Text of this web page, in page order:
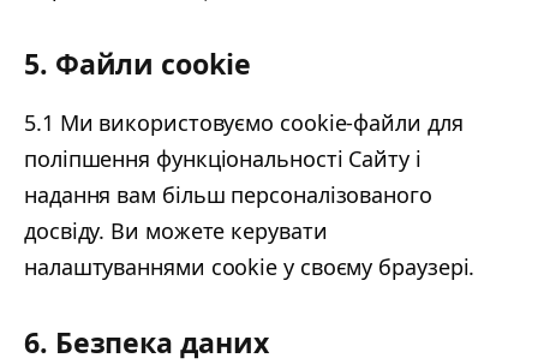
5. Файли cookie
5.1 Ми використовуємо cookie-файли для
поліпшення функціональності Сайту і
надання вам більш персоналізованого
досвіду. Ви можете керувати
налаштуваннями cookie у своєму браузері.
6. Безпека даних